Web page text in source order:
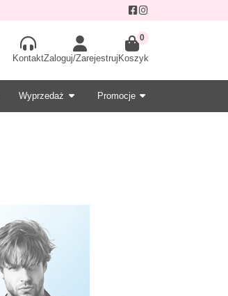
KontaktZaloguj/Zarejestruj
0
Koszyk
Wyprzedaż Promocje